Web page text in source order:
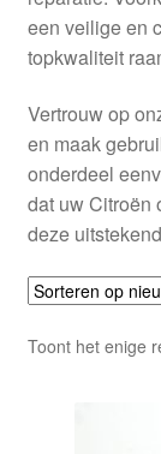
Over ons
Wereldwijde
Winkelwagen
een veilige en
topkwaliteit
Vertrouw op
en maak
onderdeel
dat uw Citroën
deze
Toont het enige